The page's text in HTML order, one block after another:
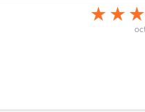
(*)
★ (*)
★ (*)
★